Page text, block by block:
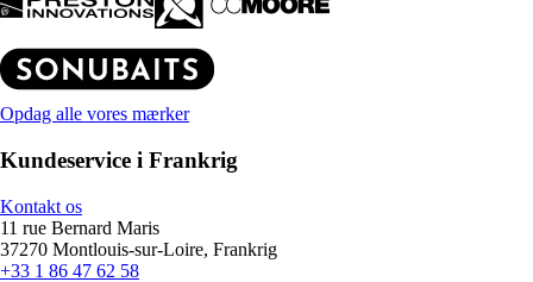
Opdag alle vores mærker
Kundeservice i Frankrig
Kontakt os
11 rue Bernard Maris
37270 Montlouis-sur-Loire, Frankrig
+33 1 86 47 62 58